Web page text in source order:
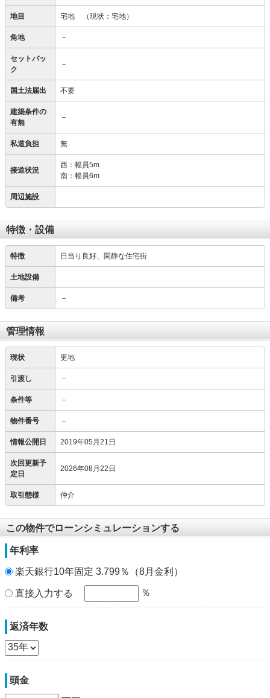
地目 宅地 （現状：宅地）
角地 －
セットバッ
ク
－
国土法届出 不要
建築条件の
有無
－
私道負担 無
接道状況
西：幅員5m
南：幅員6m
周辺施設
特徴・設備
特徴 日当り良好、閑静な住宅街
土地設備
備考 －
管理情報
現状 更地
引渡し －
条件等 －
物件番号 －
情報公開日 2019年05月21日
次回更新予
定日
2026年08月22日
取引態様 仲介
この物件でローンシミュレーションする
年利率
楽天銀行10年固定 3.799％（8月金利）
直接入力する ％
返済年数
頭金